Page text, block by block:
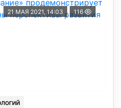
21 МАЯ 2021, 14:03 116